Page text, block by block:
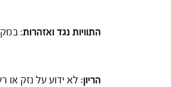
התוויות נגד ואזהרות:
הריון: לא ידוע על נזק או